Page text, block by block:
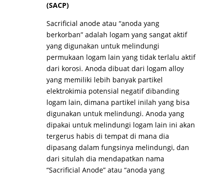
(SACP)
Sacrificial anode atau “anoda yang
berkorban” adalah logam yang sangat aktif
yang digunakan untuk melindungi
permukaan logam lain yang tidak terlalu aktif
dari korosi. Anoda dibuat dari logam alloy
yang memiliki lebih banyak partikel
elektrokimia potensial negatif dibanding
logam lain, dimana partikel inilah yang bisa
digunakan untuk melindungi. Anoda yang
dipakai untuk melindungi logam lain ini akan
tergerus habis di tempat di mana dia
dipasang dalam fungsinya melindungi, dan
dari situlah dia mendapatkan nama
“Sacrificial Anode” atau “anoda yang